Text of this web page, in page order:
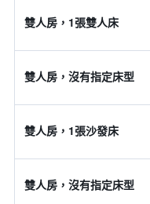
雙人房，1張雙人床
雙人房，沒有指定床型
雙人房，1張沙發床
雙人房，沒有指定床型